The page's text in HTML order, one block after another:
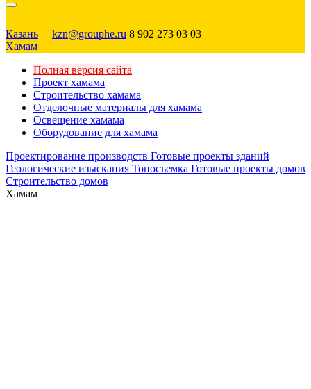
Казань kzn@grouphe.ru 8 902 273 03 03
Хамам
Полная версия сайта
Проект хамама
Строительство хамама
Отделочные материалы для хамама
Освещение хамама
Оборудование для хамама
Проектирование производств Готовые проекты зданий
Геологические изыскания Топосъемка Готовые проекты домов
Строительство домов
Хамам